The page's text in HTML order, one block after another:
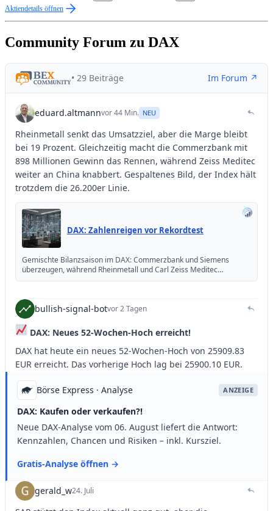
Aktiendetails öffnen
Community Forum zu DAX